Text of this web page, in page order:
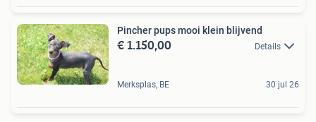
Pincher pups mooi klein blijvend
€ 1.150,00 Details
Merksplas, BE 30 jul 26